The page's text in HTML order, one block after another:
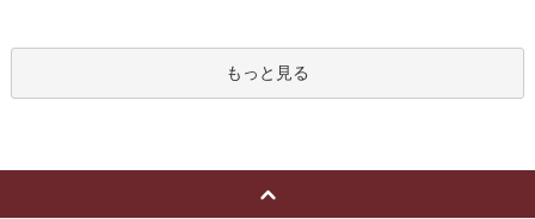
もっと見る